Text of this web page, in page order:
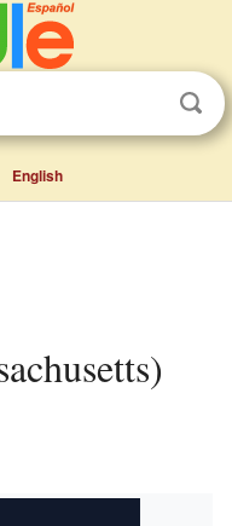
English